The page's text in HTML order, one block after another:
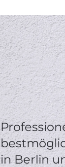
in Berlin